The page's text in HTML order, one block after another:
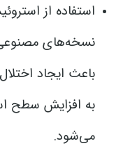
استفاده از
نسخه‌های
باعث ایجاد
به افزایش سطح
می‌شود.